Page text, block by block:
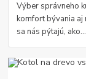
Výber správneho
komfort bývania aj
sa nás pýtajú,